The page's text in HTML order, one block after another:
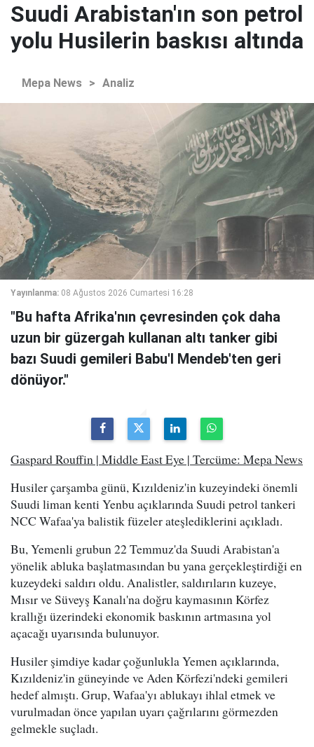
Suudi Arabistan'ın son petrol
yolu Husilerin baskısı altında
Mepa News > Analiz
Yayınlanma: 08 Ağustos 2026 Cumartesi 16:28
"Bu hafta Afrika'nın çevresinden çok daha
uzun bir güzergah kullanan altı tanker gibi
bazı Suudi gemileri Babu'l Mendeb'ten geri
dönüyor."
Gaspard Rouffin | Middle East Eye | Tercüme: Mepa News
Husiler çarşamba günü, Kızıldeniz'in kuzeyindeki önemli
Suudi liman kenti Yenbu açıklarında Suudi petrol tankeri
NCC Wafaa'ya balistik füzeler ateşlediklerini açıkladı.
Bu, Yemenli grubun 22 Temmuz'da Suudi Arabistan'a
yönelik abluka başlatmasından bu yana gerçekleştirdiği en
kuzeydeki saldırı oldu. Analistler, saldırıların kuzeye,
Mısır ve Süveyş Kanalı'na doğru kaymasının Körfez
krallığı üzerindeki ekonomik baskının artmasına yol
açacağı uyarısında bulunuyor.
Husiler şimdiye kadar çoğunlukla Yemen açıklarında,
Kızıldeniz'in güneyinde ve Aden Körfezi'ndeki gemileri
hedef almıştı. Grup, Wafaa'yı ablukayı ihlal etmek ve
vurulmadan önce yapılan uyarı çağrılarını görmezden
gelmekle suçladı.